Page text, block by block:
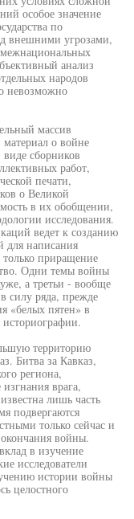
особое значение
по
внешними угрозами,
межнациональных
анализ
народов
невозможно
массив
о войне
сборников
работ,
печати,
о Великой
в их обобщении,
исследования.
ведет к созданию
для написания
приращение
Одни темы войны
а третьи - вообще
силу ряда, прежде
«белых пятен» в
историографии.
территорию
Битва за Кавказ,
региона,
врага,
лишь часть
подвергаются
только сейчас и
войны.
в изучение
исследователи
истории войны
целостного